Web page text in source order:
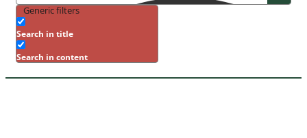
Generic filters
Search in title
Search in content